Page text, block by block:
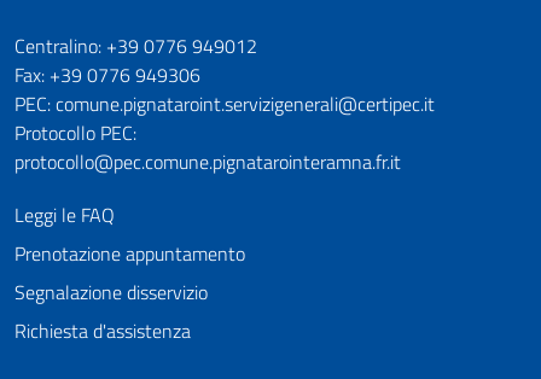
Numeri utili
Centralino: +39 0776 949012
Fax: +39 0776 949306
PEC: comune.pignataroint.servizigenerali@certipec.it
Protocollo PEC:
protocollo@pec.comune.pignatarointeramna.fr.it
Leggi le FAQ
Prenotazione appuntamento
Segnalazione disservizio
Richiesta d'assistenza